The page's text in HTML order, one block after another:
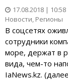
17.08.2018 | 10:58
Новости, Регионы
В соцсетях
сотрудники
море, держат в
вида, чем-то
IaNews.kz.